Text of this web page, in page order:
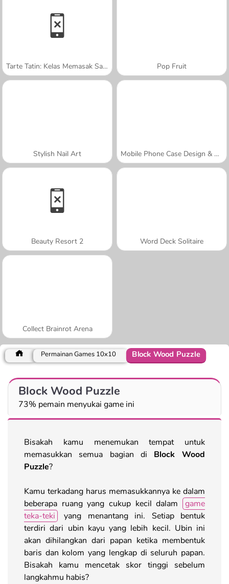
Tarte Tatin: Kelas Memasak Sara Pop Fruit
Stylish Nail Art Mobile Phone Case Design & DIY
Beauty Resort 2 Word Deck Solitaire
Collect Brainrot Arena
Permainan Games 10x10 Block Wood Puzzle
Block Wood Puzzle
73% pemain menyukai game ini
Bisakah kamu menemukan tempat untuk
memasukkan semua bagian di Block Wood
Puzzle?
Kamu terkadang harus memasukkannya ke dalam
beberapa ruang yang cukup kecil dalam
game
teka-teki
yang menantang ini. Setiap bentuk
terdiri dari ubin kayu yang lebih kecil. Ubin ini
akan dihilangkan dari papan ketika membentuk
baris dan kolom yang lengkap di seluruh papan.
Bisakah kamu mencetak skor tinggi sebelum
langkahmu habis?